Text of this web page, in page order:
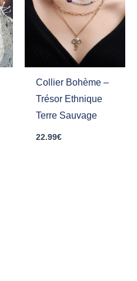
Collier Bohème –
Trésor Ethnique
Terre Sauvage
22.99€